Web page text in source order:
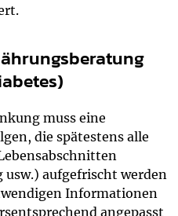
muss eine
die spätestens alle
aufgefrischt werden
Informationen
angepasst